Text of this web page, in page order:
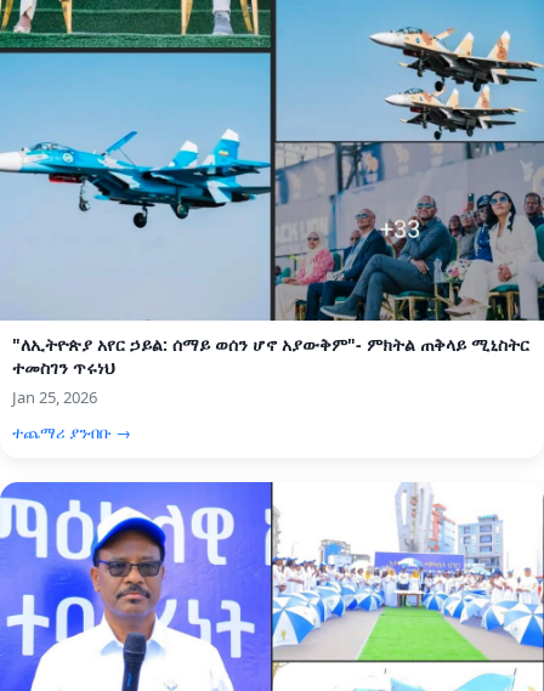
"ለኢትዮጵያ አየር ኃይል: ሰማይ ወሰን ሆኖ አያውቅም"- ምክትል ጠቅላይ ሚኒስትር
ተመስገን ጥሩነህ
Jan 25, 2026
ተጨማሪ ያንብቡ →